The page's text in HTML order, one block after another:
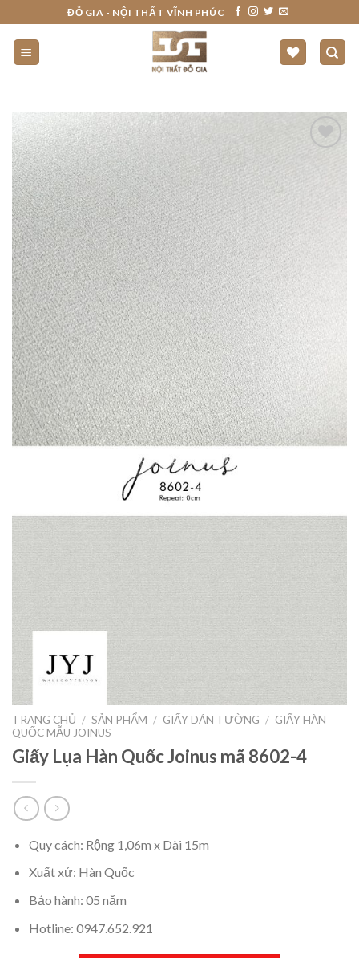
to
content
ĐỖ GIA - NỘI THẤT VĨNH PHÚC
THÍCH
SẢN
PHẨM
NÀY
TRANG CHỦ / SẢN PHẨM / GIẤY DÁN TƯỜNG / GIẤY HÀN
QUỐC MẪU JOINUS
Giấy Lụa Hàn Quốc Joinus mã 8602-4
Quy cách: Rộng 1,06m x Dài 15m
Xuất xứ: Hàn Quốc
Bảo hành: 05 năm
Hotline: 0947.652.921